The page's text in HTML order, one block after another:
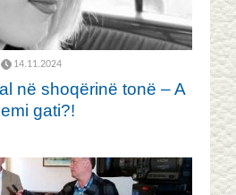
14.11.2024
në shoqërinë tonë – A
gati?!